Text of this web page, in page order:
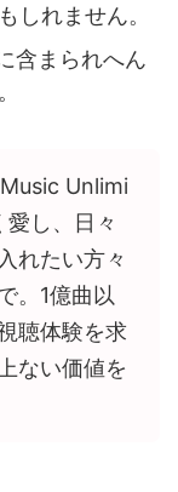
しれません。
含まられへん
Unlimi
し、日々
れたい方々
。1億曲以
聴体験を求
ない価値を